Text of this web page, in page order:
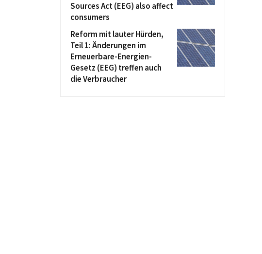
Sources Act (EEG) also affect
consumers
Reform mit lauter Hürden,
Teil 1: Änderungen im
Erneuerbare-Energien-
Gesetz (EEG) treffen auch
die Verbraucher